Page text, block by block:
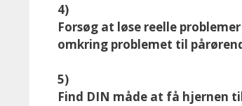
4)
Forsøg at løse reelle
omkring problemet til
5)
Find DIN måde at få hjernen